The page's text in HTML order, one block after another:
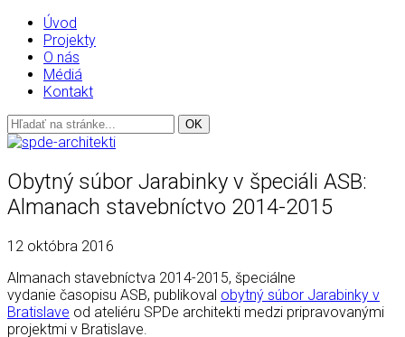
Úvod
Projekty
O nás
Médiá
Kontakt
Obytný súbor Jarabinky v špeciáli ASB:
Almanach stavebníctvo 2014-2015
12 októbra 2016
Almanach stavebníctva 2014-2015, špeciálne
vydanie časopisu ASB, publikoval obytný súbor Jarabinky v
Bratislave od ateliéru SPDe architekti medzi pripravovanými
projektmi v Bratislave.